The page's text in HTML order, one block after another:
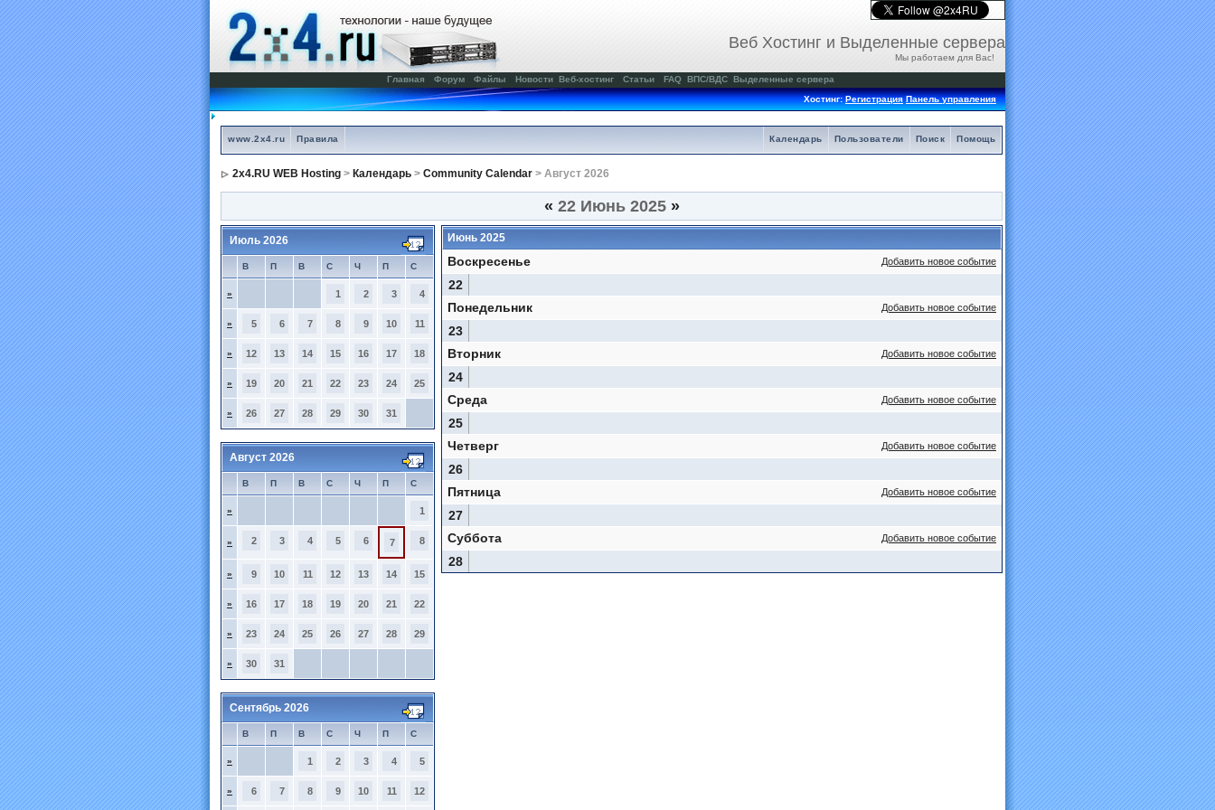
Веб Хостинг и Выделенные сервера
Мы работаем для Вас!
Главная Форум Файлы Новости Веб-хостинг Статьи FAQ ВПС/ВДС Выделенные сервера
Хостинг:Регистрация Панель управления
www.2x4.ru Правила Помощь
Поиск
Пользователи
Календарь
2x4.RU WEB Hosting > Календарь > Community Calendar > Август 2026
« 22 Июнь 2025 »
Июль 2026
В П В С Ч П С
» 1 2 3 4
» 5 6 7 8 9 10 11
» 12 13 14 15 16 17 18
» 19 20 21 22 23 24 25
» 26 27 28 29 30 31
Август 2026
В П В С Ч П С
» 1
» 2 3 4 5 6 7 8
» 9 10 11 12 13 14 15
» 16 17 18 19 20 21 22
» 23 24 25 26 27 28 29
» 30 31
Сентябрь 2026
В П В С Ч П С
» 1 2 3 4 5
» 6 7 8 9 10 11 12
Июнь 2025
Добавить новое событие
Воскресенье
22
Добавить новое событие
Понедельник
23
Добавить новое событие
Вторник
24
Добавить новое событие
Среда
25
Добавить новое событие
Четверг
26
Добавить новое событие
Пятница
27
Добавить новое событие
Суббота
28